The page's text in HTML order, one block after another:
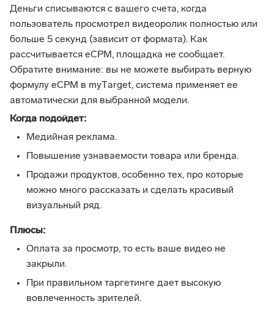
Деньги списываются с вашего счета, когда
пользователь просмотрел видеоролик полностью или
больше 5 секунд (зависит от формата). Как
рассчитывается eCPM, площадка не сообщает.
Обратите внимание: вы не можете выбирать верную
формулу eCPM в myТarget, система применяет ее
автоматически для выбранной модели.
Когда подойдет:
Медийная реклама.
Повышение узнаваемости товара или бренда.
Продажи продуктов, особенно тех, про которые
можно много рассказать и сделать красивый
визуальный ряд.
Плюсы:
Оплата за просмотр, то есть ваше видео не
закрыли.
При правильном таргетинге дает высокую
вовлеченность зрителей.